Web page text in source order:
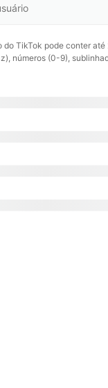
do TikTok pode conter
números (0-9),